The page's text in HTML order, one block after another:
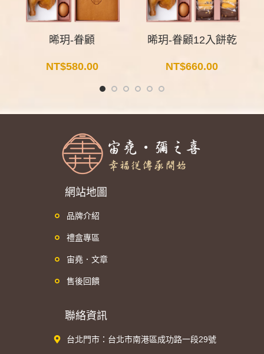
晞玥-眷顧
NT$580.00
晞玥-眷顧12入餅乾
NT$660.00
網站地圖
品牌介紹
禮盒專區
宙堯．文章
售後回饋
聯絡資訊
台北門市：台北市南港區成功路一段29號